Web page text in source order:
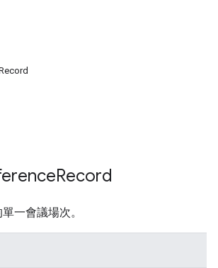
Record
一會議場次。